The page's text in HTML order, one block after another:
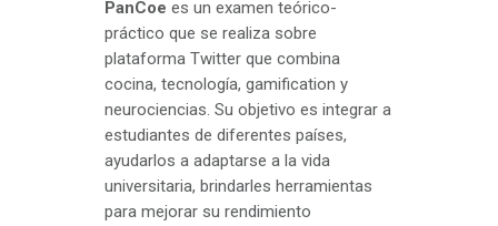
PanCoe es un examen teórico-
práctico que se realiza sobre
plataforma Twitter que combina
cocina, tecnología, gamification y
neurociencias. Su objetivo es integrar a
estudiantes de diferentes países,
ayudarlos a adaptarse a la vida
universitaria, brindarles herramientas
para mejorar su rendimiento